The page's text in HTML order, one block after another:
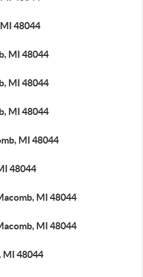
48044
MI 48044
MI 48044
MI 48044
MI 48044
48044
MI 48044
MI 48044
MI 48044